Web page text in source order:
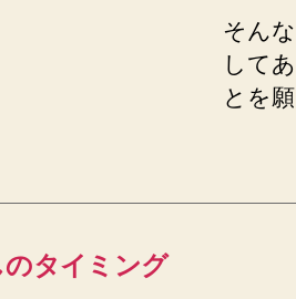
そん
して
とを
のタイミング